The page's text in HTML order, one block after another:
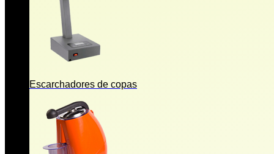
Escarchadores de copas